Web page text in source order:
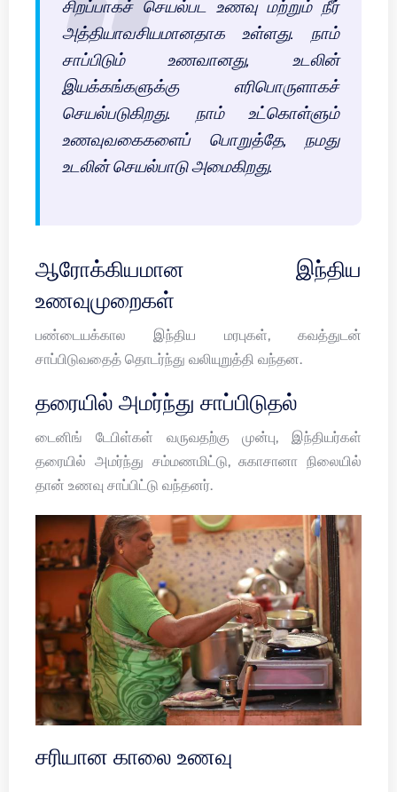
சிறப்பாகச் செயல்பட உணவு மற்றும் நீர்
அத்தியாவசியமானதாக உள்ளது. நாம்
சாப்பிடும் உணவானது, உடலின்
இயக்கங்களுக்கு எரிபொருளாகச்
செயல்படுகிறது. நாம் உட்கொள்ளும்
உணவுவகைகளைப் பொறுத்தே, நமது
உடலின் செயல்பாடு அமைகிறது.
ஆரோக்கியமான இந்திய
உணவுமுறைகள்
பண்டையக்கால இந்திய மரபுகள், கவத்துடன்
சாப்பிடுவதைத் தொடர்ந்து வலியுறுத்தி வந்தன.
தரையில் அமர்ந்து சாப்பிடுதல்
டைனிங் டேபிள்கள் வருவதற்கு முன்பு, இந்தியர்கள்
தரையில் அமர்ந்து சம்மணமிட்டு, சுகாசானா நிலையில்
தான் உணவு சாப்பிட்டு வந்தனர்.
சரியான காலை உணவு